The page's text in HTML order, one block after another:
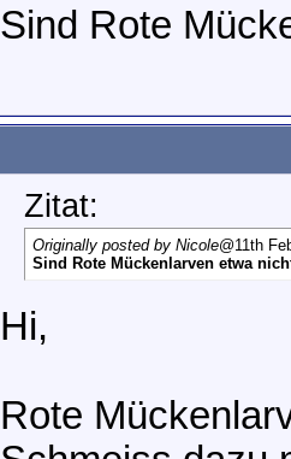
Sind Rote
Zitat:
Originally posted by Nicole@11th
Sind Rote Mückenlarven etwa
Hi,
Rote